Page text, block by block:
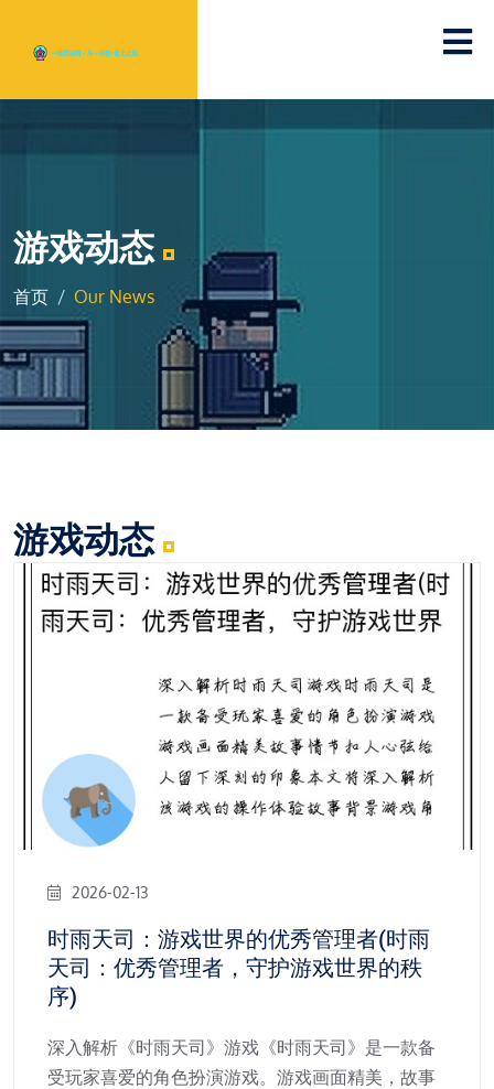
游戏动态
首页 Our News
游戏动态
2026-02-13
时雨天司：游戏世界的优秀管理者(时雨
天司：优秀管理者，守护游戏世界的秩
序)
深入解析《时雨天司》游戏《时雨天司》是一款备
受玩家喜爱的角色扮演游戏。游戏画面精美，故事